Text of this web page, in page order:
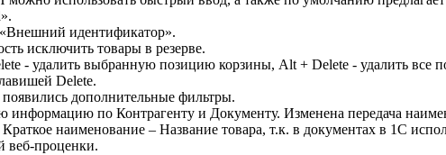
идентификатор».
исключить товары в резерве.
- удалить выбранную позицию корзины, Alt + Delete - удалить все
Delete.
дополнительные фильтры.
по Контрагенту и Документу. Изменена передача
наименование – Название товара, т.к. в документах в 1С
веб-проценки.